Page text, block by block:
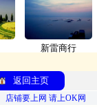
新雷商行
返回主页
店铺要上网 请上OK网